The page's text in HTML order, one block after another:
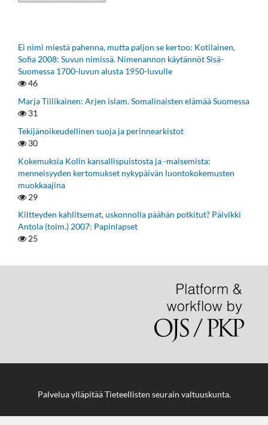
Ei nimi miestä pahenna, mutta paljon se kertoo: Kotilainen,
Sofia 2008: Suvun nimissä. Nimenannon käytännöt Sisä-
Suomessa 1700-luvun alusta 1950-luvulle
46
Marja Tiilikainen: Arjen islam. Somalinaisten elämää Suomessa
31
Tekijänoikeudellinen suoja ja perinnearkistot
30
Kokemuksia Kolin kansallispuistosta ja -maisemista:
menneisyyden kertomukset nykypäivän luontokokemusten
muokkaajina
29
Kiltteyden kahlitsemat, uskonnolla päähän potkitut? Päivikki
Antola (toim.) 2007: Papinlapset
25
Palvelua ylläpitääTieteellisten seurain valtuuskunta.